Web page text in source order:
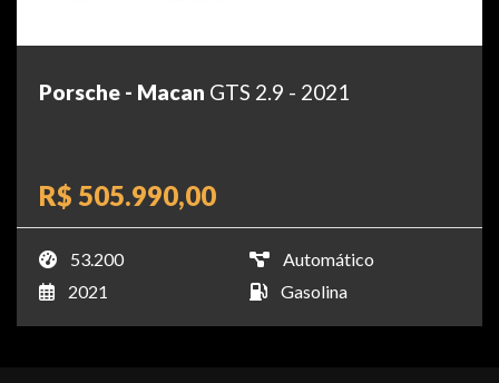
Porsche - Macan GTS 2.9 - 2021
R$ 505.990,00
53.200
Automático
2021
Gasolina